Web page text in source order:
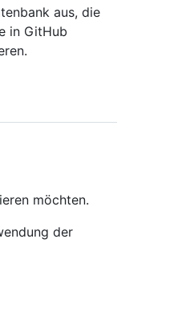
aus, die
in GitHub
möchten.
der